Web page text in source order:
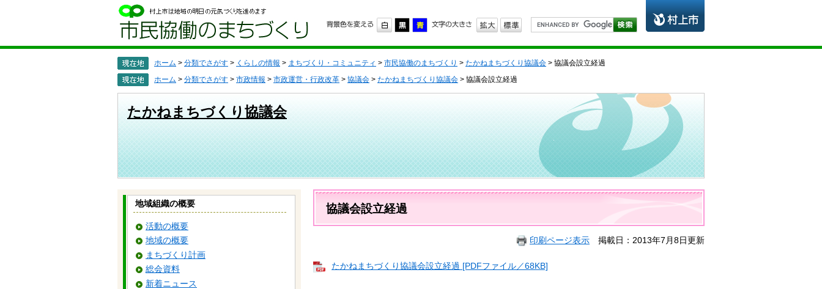
先
を
G
o
g
l
e
索
ホーム > 分類でさがす > くらしの情報 > まちづくり・コミュニティ > 市民協働のまちづくり > たかねまちづくり協議会 > 協議会設立経過
ホーム > 分類でさがす > 市政情報 > 市政運営・行政改革 > 協議会 > たかねまちづくり協議会 > 協議会設立経過
たかねまちづくり協議会
本
協議会設立経過
印刷ページ表示 掲載日：2013年7月8日更新
たかねまちづくり協議会設立経過 [PDFファイル／68KB]
地域組織の概要
活動の概要
地域の概要
まちづくり計画
総会資料
新着ニュース